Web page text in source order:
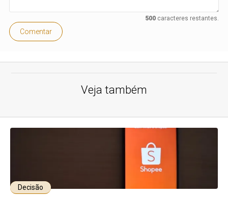
500caracteres restantes.
Comentar
Veja também
Decisão